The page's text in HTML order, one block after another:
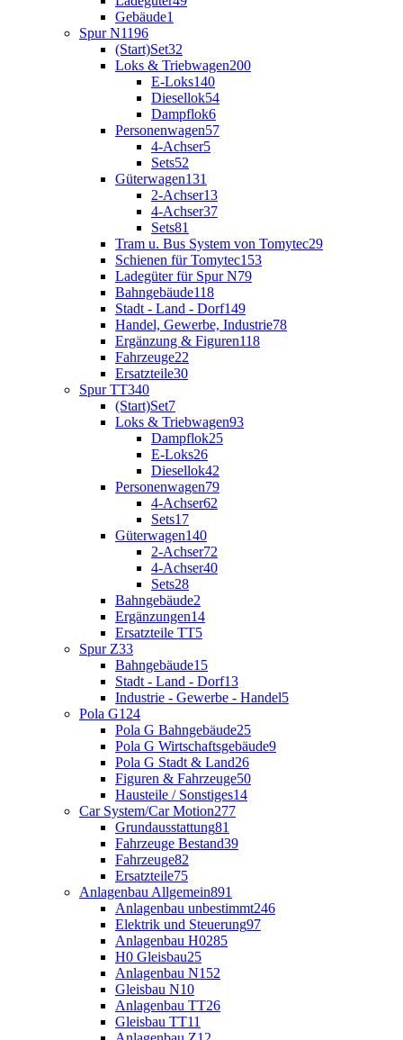
Gebäude1
Spur N1196
(Start)Set32
Loks & Triebwagen200
E-Loks140
Diesellok54
Dampflok6
Personenwagen57
4-Achser5
Sets52
Güterwagen131
2-Achser13
4-Achser37
Sets81
Tram u. Bus System von Tomytec29
Schienen für Tomytec153
Ladegüter für Spur N79
Bahngebäude118
Stadt - Land - Dorf149
Handel, Gewerbe, Industrie78
Ergänzung & Figuren118
Fahrzeuge22
Ersatzteile30
Spur TT340
(Start)Set7
Loks & Triebwagen93
Dampflok25
E-Loks26
Diesellok42
Personenwagen79
4-Achser62
Sets17
Güterwagen140
2-Achser72
4-Achser40
Sets28
Bahngebäude2
Ergänzungen14
Ersatzteile TT5
Spur Z33
Bahngebäude15
Stadt - Land - Dorf13
Industrie - Gewerbe - Handel5
Pola G124
Pola G Bahngebäude25
Pola G Wirtschaftsgebäude9
Pola G Stadt & Land26
Figuren & Fahrzeuge50
Hausteile / Sonstiges14
Car System/Car Motion277
Grundausstattung81
Fahrzeuge Bestand39
Fahrzeuge82
Ersatzteile75
Anlagenbau Allgemein891
Anlagenbau unbestimmt246
Elektrik und Steuerung97
Anlagenbau H0285
H0 Gleisbau25
Anlagenbau N152
Gleisbau N10
Anlagenbau TT26
Gleisbau TT11